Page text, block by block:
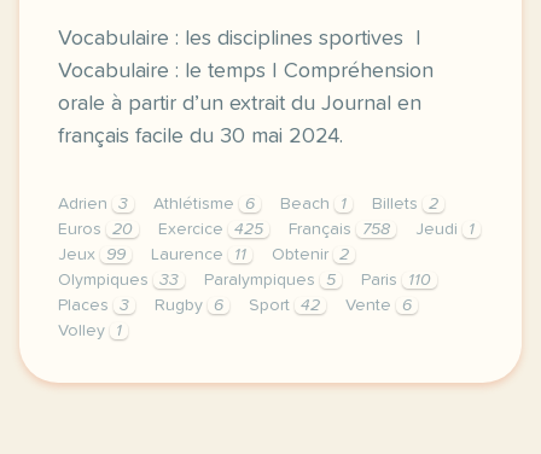
Vocabulaire : les disciplines sportives |
Vocabulaire : le temps | Compréhension
orale à partir d’un extrait du Journal en
français facile du 30 mai 2024.
Adrien 3 Athlétisme 6 Beach 1 Billets
2
Euros
20 Exercice 425 Français 758 Jeudi
1
Jeux
99 Laurence 11 Obtenir
2
Olympiques
33 Paralympiques 5 Paris
110
Places
3 Rugby 6 Sport 42 Vente
6
Volley
1
exercice a2 il reste des places pour les jeux